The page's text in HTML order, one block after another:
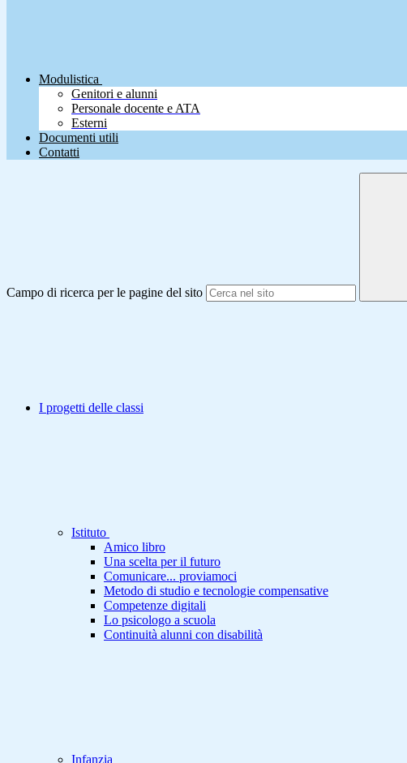
Modulistica
Genitori e alunni
Personale docente e ATA
Esterni
Documenti utili
Contatti
Campo di ricerca per le pagine del sito
I progetti delle classi
Istituto
Amico libro
Una scelta per il futuro
Comunicare... proviamoci
Metodo di studio e tecnologie compensative
Competenze digitali
Lo psicologo a scuola
Continuità alunni con disabilità
Infanzia